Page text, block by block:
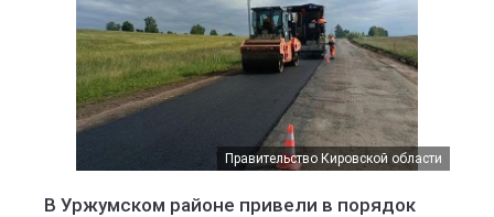
Правительство Кировской области
В Уржумском районе привели в порядок